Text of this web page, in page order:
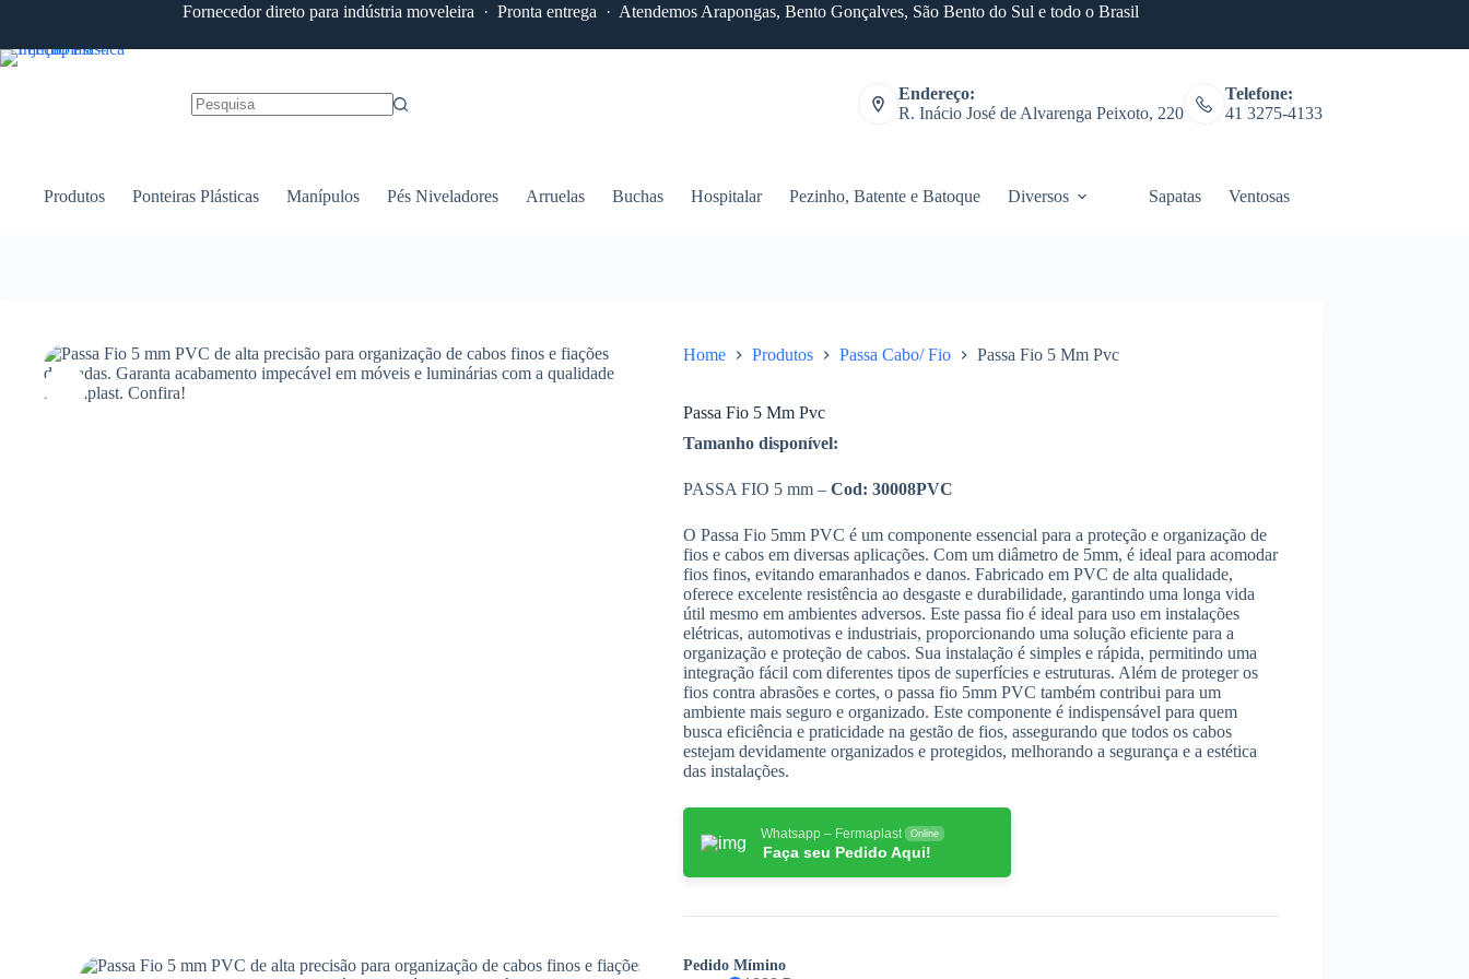
Fornecedor direto para indústria moveleira · Pronta entrega · Atendemos Arapongas, Bento Gonçalves, São Bento do Sul e todo o Brasil
Endereço:
R. Inácio José de Alvarenga Peixoto, 220
Telefone:
41 3275-4133
Produtos Ponteiras Plásticas Manípulos Pés Niveladores Arruelas Buchas Hospitalar Pezinho, Batente e Batoque Diversos Sapatas Ventosas
Home Produtos Passa Cabo/ Fio Passa Fio 5 Mm Pvc
Passa Fio 5 Mm Pvc
Tamanho disponível:
PASSA FIO 5 mm – Cod: 30008PVC
O Passa Fio 5mm PVC é um componente essencial para a proteção e organização de
fios e cabos em diversas aplicações. Com um diâmetro de 5mm, é ideal para acomodar
fios finos, evitando emaranhados e danos. Fabricado em PVC de alta qualidade,
oferece excelente resistência ao desgaste e durabilidade, garantindo uma longa vida
útil mesmo em ambientes adversos. Este passa fio é ideal para uso em instalações
elétricas, automotivas e industriais, proporcionando uma solução eficiente para a
organização e proteção de cabos. Sua instalação é simples e rápida, permitindo uma
integração fácil com diferentes tipos de superfícies e estruturas. Além de proteger os
fios contra abrasões e cortes, o passa fio 5mm PVC também contribui para um
ambiente mais seguro e organizado. Este componente é indispensável para quem
busca eficiência e praticidade na gestão de fios, assegurando que todos os cabos
estejam devidamente organizados e protegidos, melhorando a segurança e a estética
das instalações.
Whatsapp – Fermaplast Online
Faça seu Pedido Aqui!
Pedido Mímino